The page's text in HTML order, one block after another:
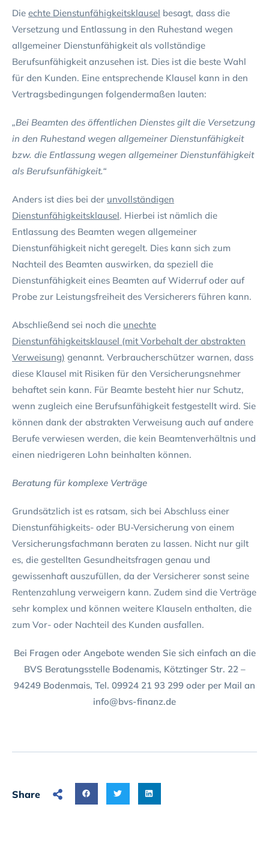
Die echte Dienstunfähigkeitsklausel besagt, dass die
Versetzung und Entlassung in den Ruhestand wegen
allgemeiner Dienstunfähigkeit als vollständige
Berufsunfähigkeit anzusehen ist. Dies ist die beste Wahl
für den Kunden. Eine entsprechende Klausel kann in den
Vertragsbedingungen folgendermaßen lauten:
„Bei Beamten des öffentlichen Dienstes gilt die Versetzung
in den Ruhestand wegen allgemeiner Dienstunfähigkeit
bzw. die Entlassung wegen allgemeiner Dienstunfähigkeit
als Berufsunfähigkeit.“
Anders ist dies bei der unvollständigen
Dienstunfähigkeitsklausel. Hierbei ist nämlich die
Entlassung des Beamten wegen allgemeiner
Dienstunfähigkeit nicht geregelt. Dies kann sich zum
Nachteil des Beamten auswirken, da speziell die
Dienstunfähigkeit eines Beamten auf Widerruf oder auf
Probe zur Leistungsfreiheit des Versicherers führen kann.
Abschließend sei noch die unechte
Dienstunfähigkeitsklausel (mit Vorbehalt der abstrakten
Verweisung) genannt. Verbraucherschützer warnen, dass
diese Klausel mit Risiken für den Versicherungsnehmer
behaftet sein kann. Für Beamte besteht hier nur Schutz,
wenn zugleich eine Berufsunfähigkeit festgestellt wird. Sie
können dank der abstrakten Verweisung auch auf andere
Berufe verwiesen werden, die kein Beamtenverhältnis und
einen niedrigeren Lohn beinhalten können.
Beratung für komplexe Verträge
Grundsätzlich ist es ratsam, sich bei Abschluss einer
Dienstunfähigkeits- oder BU-Versicherung von einem
Versicherungsfachmann beraten zu lassen. Nicht nur gilt
es, die gestellten Gesundheitsfragen genau und
gewissenhaft auszufüllen, da der Versicherer sonst seine
Rentenzahlung verweigern kann. Zudem sind die Verträge
sehr komplex und können weitere Klauseln enthalten, die
zum Vor- oder Nachteil des Kunden ausfallen.
Bei Fragen oder Angebote wenden Sie sich einfach an die
BVS Beratungsstelle Bodenamis, Kötztinger Str. 22 –
94249 Bodenmais, Tel. 09924 21 93 299 oder per Mail an
info@bvs-finanz.de
Share